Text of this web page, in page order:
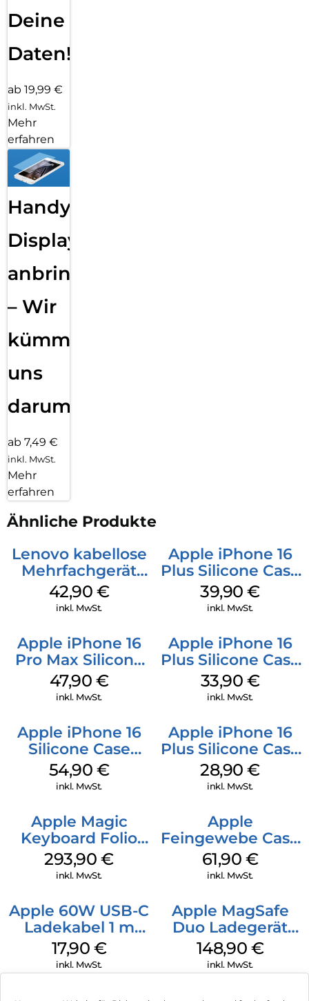
Deine
Daten!
ab 19,99 €
inkl. MwSt.
Mehr
erfahren
Handy
Displayfolie
anbringen
– Wir
kümmern
uns
darum!
ab 7,49 €
inkl. MwSt.
Mehr
erfahren
Ähnliche Produkte
Lenovo kabellose
Mehrfachgerät
Luna Grey
42,90 €
inkl. MwSt.
Apple iPhone 16
Plus Silicone Case
MagSafe Plum
39,90€
inkl. MwSt.
Apple iPhone 16
Pro Max Silicone
Case MagSafe
Black
47,90 €
inkl. MwSt.
Apple iPhone 16
Plus Silicone Case
MagSafe Lake
Green
33,90 €
inkl. MwSt.
Apple iPhone 16
Silicone Case
MagSafe Black
54,90 €
inkl. MwSt.
Apple iPhone 16
Plus Silicone Case
MagSafe Black
28,90€
inkl. MwSt.
Apple Magic
Keyboard Folio
iPad 10.9″ (10.Gen.)
Weiß
293,90€
inkl. MwSt.
Apple
Feingewebe Case
iPhone 15 Pro
MagSafe Schwarz
61,90 €
inkl. MwSt.
Apple 60W USB-C
Ladekabel 1 m
Weiß
17,90 €
inkl. MwSt.
Apple MagSafe
Duo Ladegerät
Weiß
148,90 €
inkl. MwSt.